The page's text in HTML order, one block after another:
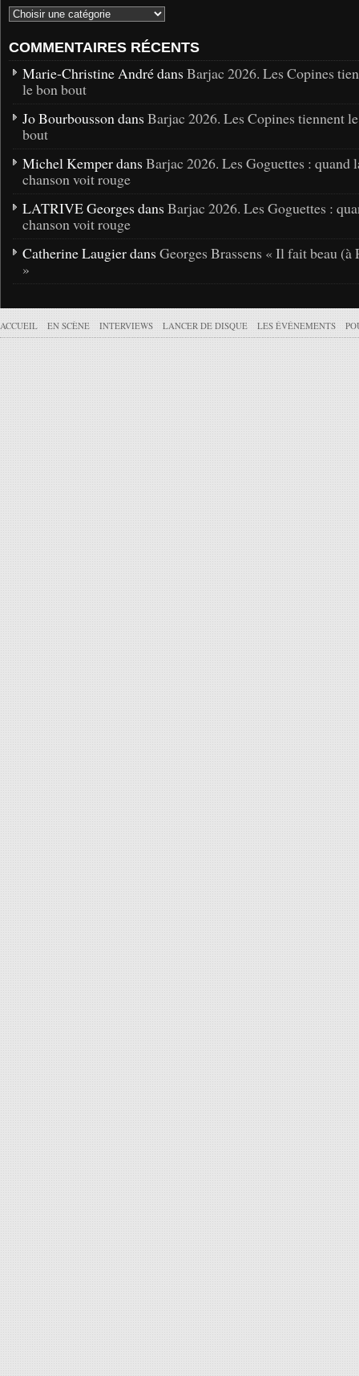
COMMENTAIRES RÉCENTS
Marie-Christine André dans Barjac 2026. Les Copines
le bon bout
Jo Bourbousson dans Barjac 2026. Les Copines tiennent
bout
Michel Kemper dans Barjac 2026. Les Goguettes : quand
chanson voit rouge
LATRIVE Georges dans Barjac 2026. Les Goguettes :
chanson voit rouge
Catherine Laugier dans Georges Brassens « Il fait beau (à
»
ACCUEIL EN SCÈNE INTERVIEWS LANCER DE DISQUE LES ÉVÉNEMENTS